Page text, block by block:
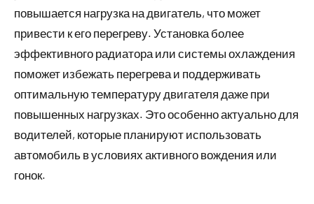
повышается нагрузка на двигатель, что может
привести к его перегреву. Установка более
эффективного радиатора или системы охлаждения
поможет избежать перегрева и поддерживать
оптимальную температуру двигателя даже при
повышенных нагрузках. Это особенно актуально для
водителей, которые планируют использовать
автомобиль в условиях активного вождения или
гонок.